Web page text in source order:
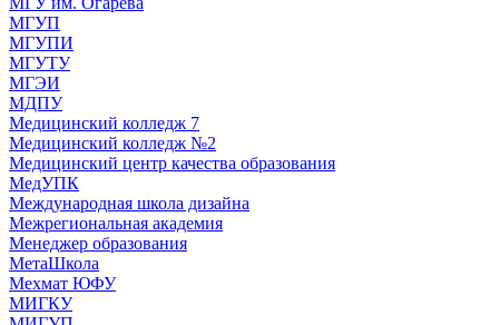
МГУП
МГУПИ
МГУТУ
МГЭИ
МДПУ
Медицинский колледж 7
Медицинский колледж №2
Медицинский центр качества образования
МедУПК
Международная школа дизайна
Межрегиональная академия
Менеджер образования
МетаШкола
Мехмат ЮФУ
МИГКУ